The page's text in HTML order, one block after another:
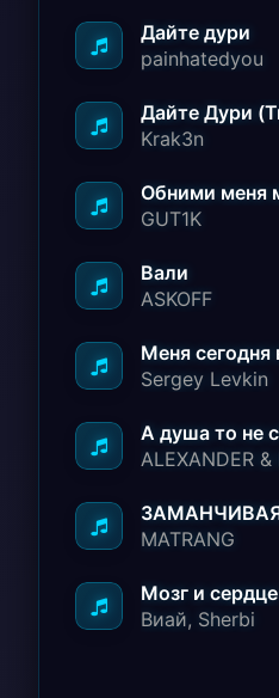
Дайте дури
painhatedyou
Krak3n
GUT1K
Вали
ASKOFF
Sergey Levkin
MATRANG
Мозг и сердце
Виай, Sherbi